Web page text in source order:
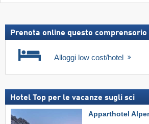
Prenota online questo comprensorio
Alloggi low cost/hotel
Hotel Top per le vacanze sugli sci
Apparthotel